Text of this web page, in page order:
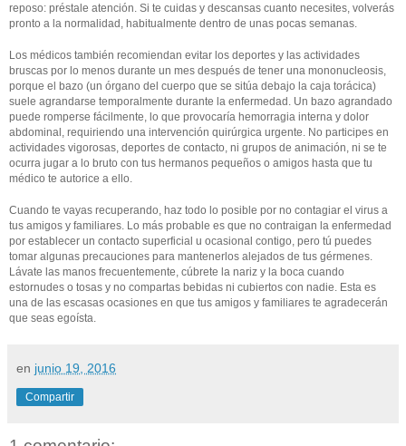
reposo: préstale atención. Si te cuidas y descansas cuanto necesites, volverás
pronto a la normalidad, habitualmente dentro de unas pocas semanas.
Los médicos también recomiendan evitar los deportes y las actividades
bruscas por lo menos durante un mes después de tener una mononucleosis,
porque el bazo (un órgano del cuerpo que se sitúa debajo la caja torácica)
suele agrandarse temporalmente durante la enfermedad. Un bazo agrandado
puede romperse fácilmente, lo que provocaría hemorragia interna y dolor
abdominal, requiriendo una intervención quirúrgica urgente. No participes en
actividades vigorosas, deportes de contacto, ni grupos de animación, ni se te
ocurra jugar a lo bruto con tus hermanos pequeños o amigos hasta que tu
médico te autorice a ello.
Cuando te vayas recuperando, haz todo lo posible por no contagiar el virus a
tus amigos y familiares. Lo más probable es que no contraigan la enfermedad
por establecer un contacto superficial u ocasional contigo, pero tú puedes
tomar algunas precauciones para mantenerlos alejados de tus gérmenes.
Lávate las manos frecuentemente, cúbrete la nariz y la boca cuando
estornudes o tosas y no compartas bebidas ni cubiertos con nadie. Esta es
una de las escasas ocasiones en que tus amigos y familiares te agradecerán
que seas egoísta.
en junio 19, 2016
Compartir